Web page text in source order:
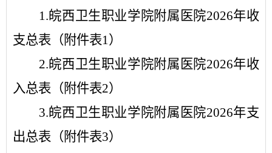
1.皖西卫生职业学院附属医院2026年收
支总表（ 附件表1）
2.皖西卫生职业学院附属医院2026年收
入总表（ 附件表2）
3.皖西卫生职业学院附属医院2026年支
出总表（ 附件表3）